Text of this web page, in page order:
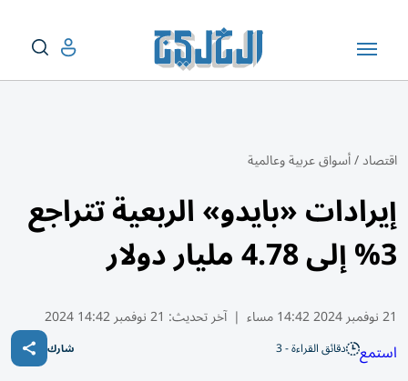
اقتصاد/أسواق عربية وعالمية
إيرادات «بايدو» الربعية تتراجع
3% إلى 4.78 مليار دولار
21 نوفمبر 2024 14:42 مساء | آخر تحديث: 21 نوفمبر 14:42 2024
استمع دقائق القراءة - 3 شارك